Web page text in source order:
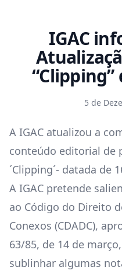
IGAC
“Clipping”
5 de
A IGAC atualizou a
conteúdo editorial de
´Clipping´- datada de
A IGAC pretende
ao Código do Direito
Conexos (CDADC),
63/85, de 14 de
sublinhar algumas